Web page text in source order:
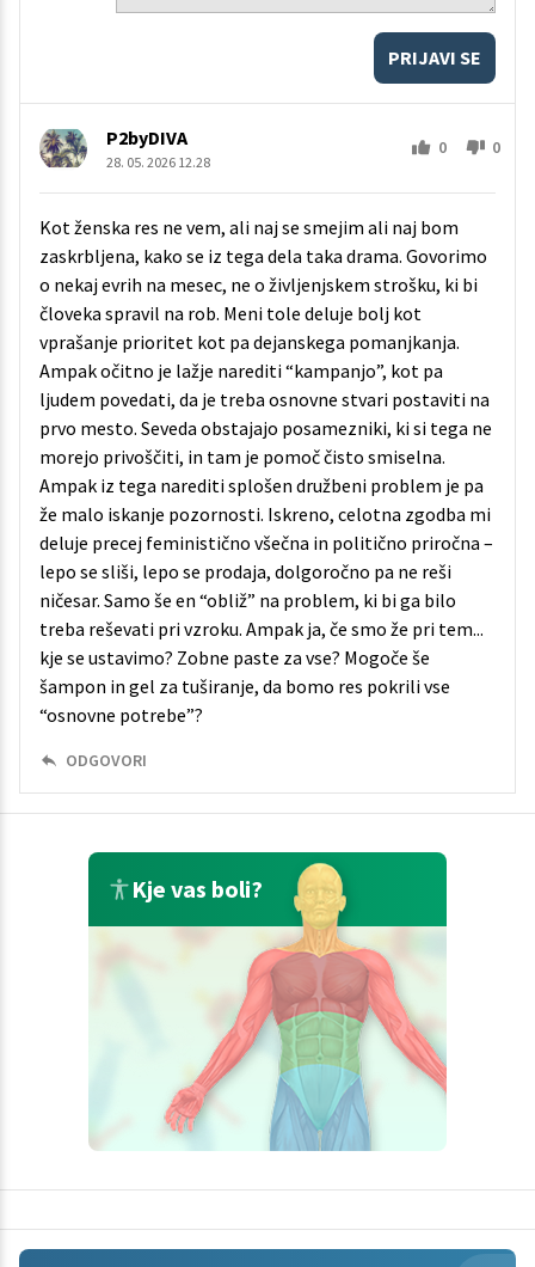
PRIJAVI SE
P2byDIVA
28. 05. 2026 12.28
0 0
Kot ženska res ne vem, ali naj se smejim ali naj bom
zaskrbljena, kako se iz tega dela taka drama. Govorimo
o nekaj evrih na mesec, ne o življenjskem strošku, ki bi
človeka spravil na rob. Meni tole deluje bolj kot
vprašanje prioritet kot pa dejanskega pomanjkanja.
Ampak očitno je lažje narediti “kampanjo”, kot pa
ljudem povedati, da je treba osnovne stvari postaviti na
prvo mesto. Seveda obstajajo posamezniki, ki si tega ne
morejo privoščiti, in tam je pomoč čisto smiselna.
Ampak iz tega narediti splošen družbeni problem je pa
že malo iskanje pozornosti. Iskreno, celotna zgodba mi
deluje precej feministično všečna in politično priročna –
lepo se sliši, lepo se prodaja, dolgoročno pa ne reši
ničesar. Samo še en “obliž” na problem, ki bi ga bilo
treba reševati pri vzroku. Ampak ja, če smo že pri tem...
kje se ustavimo? Zobne paste za vse? Mogoče še
šampon in gel za tuširanje, da bomo res pokrili vse
“osnovne potrebe”?
ODGOVORI
Kje vas boli?